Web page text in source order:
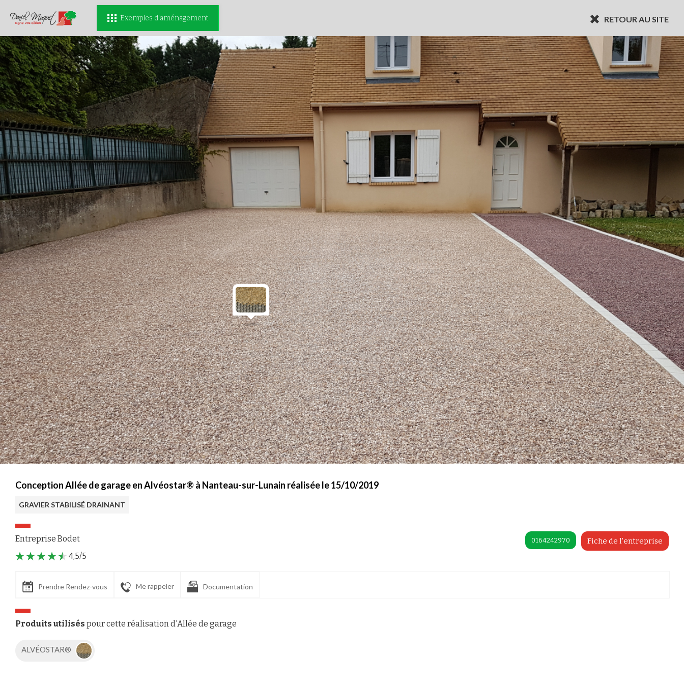
RETOUR AU SITE
Exemples d'aménagement
Conception Allée de garage en Alvéostar® à Nanteau-sur-Lunain réalisée le 15/10/2019
GRAVIER STABILISÉ DRAINANT
Entreprise Bodet Fiche de l'entreprise
0164242970
4,5/5
Prendre Rendez-vous Me rappeler Documentation
Produits utilisés pour cette réalisation d'Allée de garage
ALVÉOSTAR®